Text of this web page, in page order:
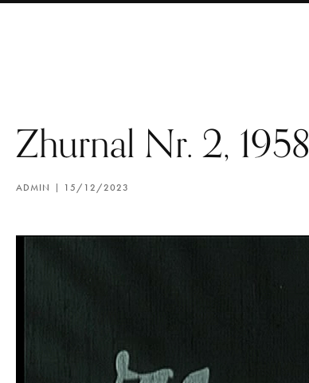
Zhurnal Nr. 2, 1958
ADMIN 15/12/2023